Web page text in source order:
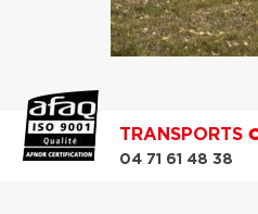
TRANSPORTS
04 71 61 48 38